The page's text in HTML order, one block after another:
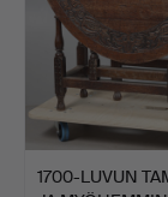
1700-LUVUN